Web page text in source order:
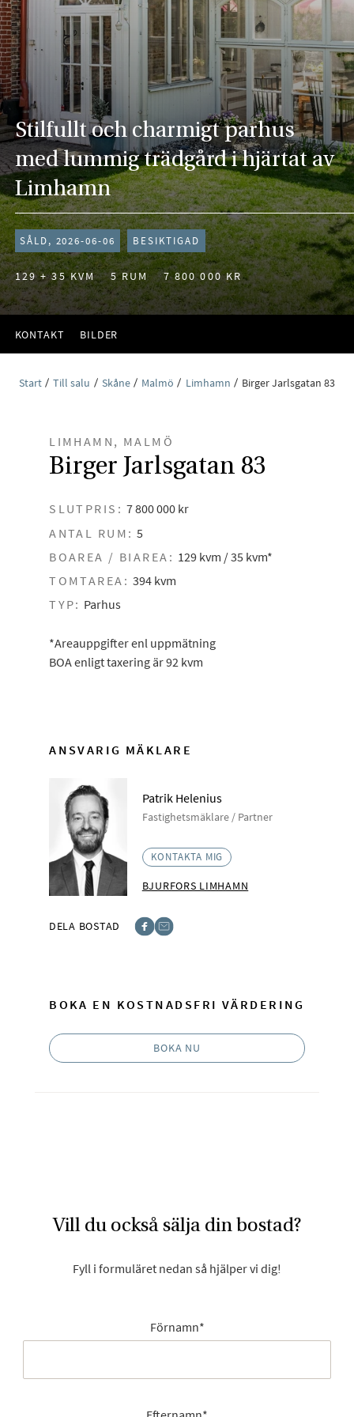
Stilfullt och charmigt parhus
med lummig trädgård i hjärtat av
Limhamn
SÅLD, 2026-06-06 BESIKTIGAD
129 + 35 KVM 5 RUM 7 800 000 KR
KONTAKT BILDER
Start Till salu Skåne Malmö Limhamn Birger Jarlsgatan 83
LIMHAMN, MALMÖ
Birger Jarlsgatan 83
SLUTPRIS: 7 800 000 kr
ANTAL RUM: 5
BOAREA / BIAREA: 129 kvm / 35 kvm*
TOMTAREA: 394 kvm
TYP: Parhus
*Areauppgifter enl uppmätning
BOA enligt taxering är 92 kvm
ANSVARIG MÄKLARE
Patrik Helenius
Fastighetsmäklare / Partner
KONTAKTA MIG
BJURFORS LIMHAMN
DELA BOSTAD
BOKA EN KOSTNADSFRI VÄRDERING
BOKA NU
Vill du också sälja din bostad?
Fyll i formuläret nedan så hjälper vi dig!
Förnamn*